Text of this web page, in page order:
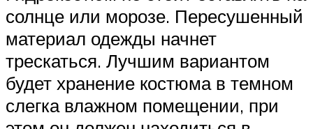
солнце или морозе. Пересушенный
материал одежды начнет
трескаться. Лучшим вариантом
будет хранение костюма в темном
слегка влажном помещении, при